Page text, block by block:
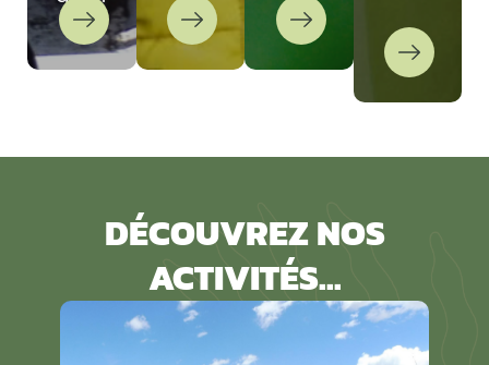
DÉCOUVREZ NOS
ACTIVITÉS...